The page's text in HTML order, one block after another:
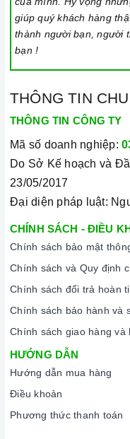
giúp quý khách hàng
thành người bạn, người
bạn !
THÔNG TIN
THÔNG TIN CÔNG TY
Mã số doanh nghiệp:
Do Sở Kế hoạch và
23/05/2017
Đại diện pháp luật:
CHÍNH SÁCH - ĐIỀU
Chính sách bảo mật
Chính sách và Quy định
Chính sách đổi trả hoàn
Chính sách bảo hành và
Chính sách giao hàng và
HƯỚNG DẪN
Hướng dẫn mua hàng
Điều khoản
Phương thức thanh toán